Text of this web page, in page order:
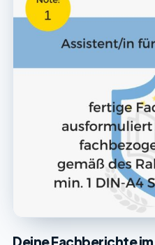
Deine Fachberichte